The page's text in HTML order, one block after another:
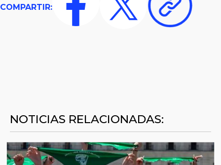
COMPARTIR:
NOTICIAS RELACIONADAS: